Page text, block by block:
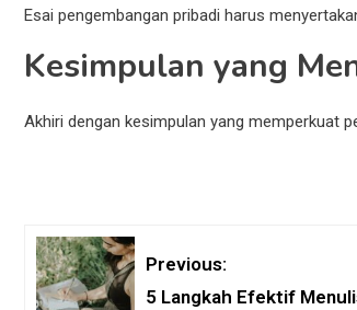
Esai pengembangan pribadi harus
Kesimpulan yang
Akhiri dengan kesimpulan yang memperkuat
Previous:
5 Langkah Efektif